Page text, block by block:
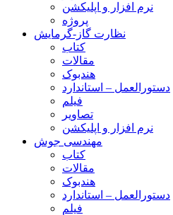
نرم افزار و اپلیکشن
پروژه
نظارت گاز-گرمایش
کتاب
مقالات
هندبوک
دستورالعمل – استاندارد
فیلم
تصاویر
نرم افزار و اپلیکشن
مهندسی جوش
کتاب
مقالات
هندبوک
دستورالعمل – استاندارد
فیلم